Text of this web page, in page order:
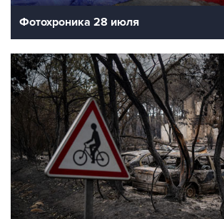
Фотохроника 28 июля